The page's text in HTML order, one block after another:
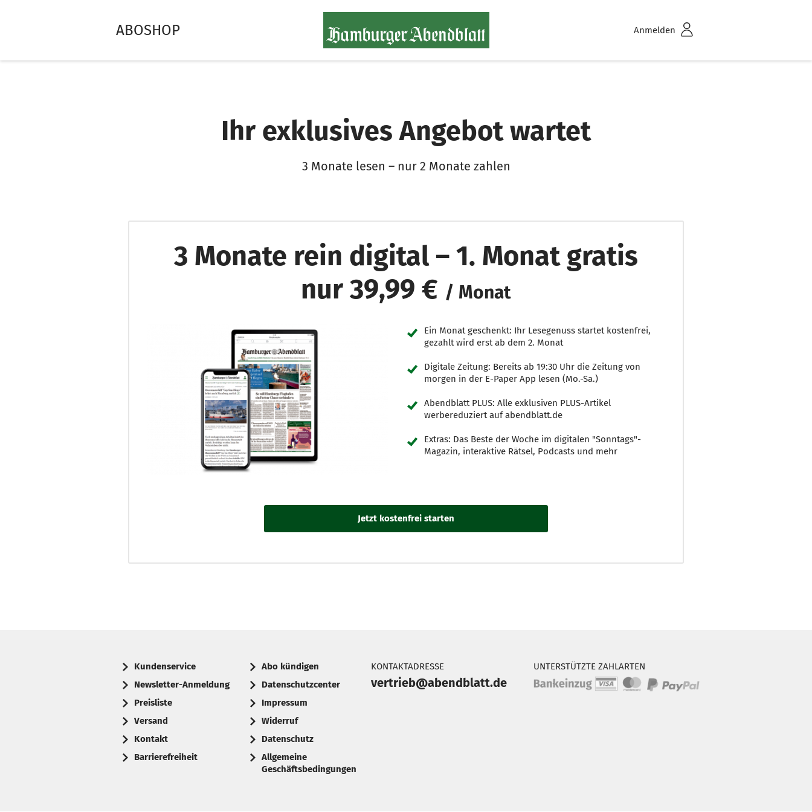
ABOSHOP Anmelden
Ihr exklusives Angebot wartet
3 Monate lesen – nur 2 Monate zahlen
3 Monate rein digital – 1. Monat gratis
nur 39,99 € / Monat
Ein Monat geschenkt: Ihr Lesegenuss startet kostenfrei,
gezahlt wird erst ab dem 2. Monat
Digitale Zeitung: Bereits ab 19:30 Uhr die Zeitung von
morgen in der E-Paper App lesen (Mo.-Sa.)
Abendblatt PLUS: Alle exklusiven PLUS-Artikel
werbereduziert auf abendblatt.de
Extras: Das Beste der Woche im digitalen "Sonntags"-
Magazin, interaktive Rätsel, Podcasts und mehr
Kundenservice
Newsletter-Anmeldung
Preisliste
Versand
Kontakt
Barrierefreiheit
Abo kündigen
Datenschutzcenter
Impressum
Widerruf
Datenschutz
Allgemeine
Geschäftsbedingungen
KONTAKTADRESSE
vertrieb@abendblatt.de
UNTERSTÜTZTE ZAHLARTEN